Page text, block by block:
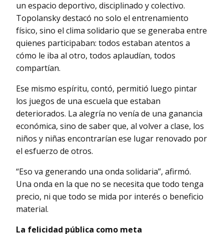
un espacio deportivo, disciplinado y colectivo.
Topolansky destacó no solo el entrenamiento
físico, sino el clima solidario que se generaba entre
quienes participaban: todos estaban atentos a
cómo le iba al otro, todos aplaudían, todos
compartían.
Ese mismo espíritu, contó, permitió luego pintar
los juegos de una escuela que estaban
deteriorados. La alegría no venía de una ganancia
económica, sino de saber que, al volver a clase, los
niños y niñas encontrarían ese lugar renovado por
el esfuerzo de otros.
“Eso va generando una onda solidaria”, afirmó.
Una onda en la que no se necesita que todo tenga
precio, ni que todo se mida por interés o beneficio
material.
La felicidad pública como meta